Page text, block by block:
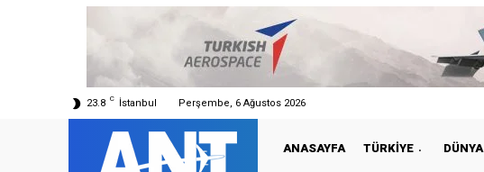
23.8 C İstanbul Perşembe, 6 Ağustos 2026
ANASAYFA TÜRKIYE DÜNYA